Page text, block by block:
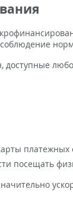
норм
посещать